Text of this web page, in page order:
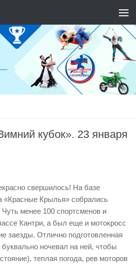
кубок». 23 января
свершилось! На базе
«Красные Крылья» собрались
менее 100 спортсменов и
Кантри, а был еще и мотокросс
заезды. Отлично подготовленная
ночевал на ней, чтобы
теплая погода, рев моторов